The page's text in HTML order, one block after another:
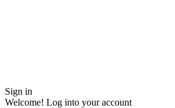
Sign in
Welcome! Log into your account